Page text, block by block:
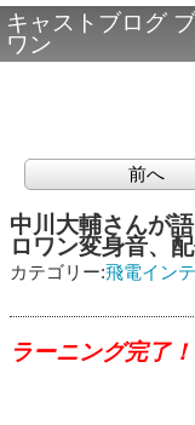
キャストブログ
ワン
前へ
中川大輔さんが
ロワン変身音、
カテゴリー:飛電イン
ラーニング完了